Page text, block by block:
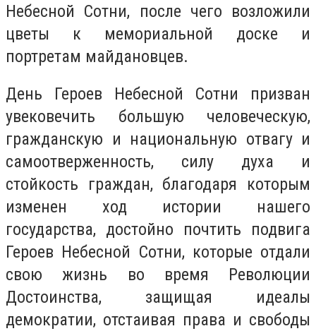
Небесной Сотни, после чего возложили
цветы к мемориальной доске и
портретам майдановцев.
День Героев Небесной Сотни призван
увековечить большую человеческую,
гражданскую и национальную отвагу и
самоотверженность, силу духа и
стойкость граждан, благодаря которым
изменен ход истории нашего
государства, достойно почтить подвига
Героев Небесной Сотни, которые отдали
свою жизнь во время Революции
Достоинства, защищая идеалы
демократии, отстаивая права и свободы